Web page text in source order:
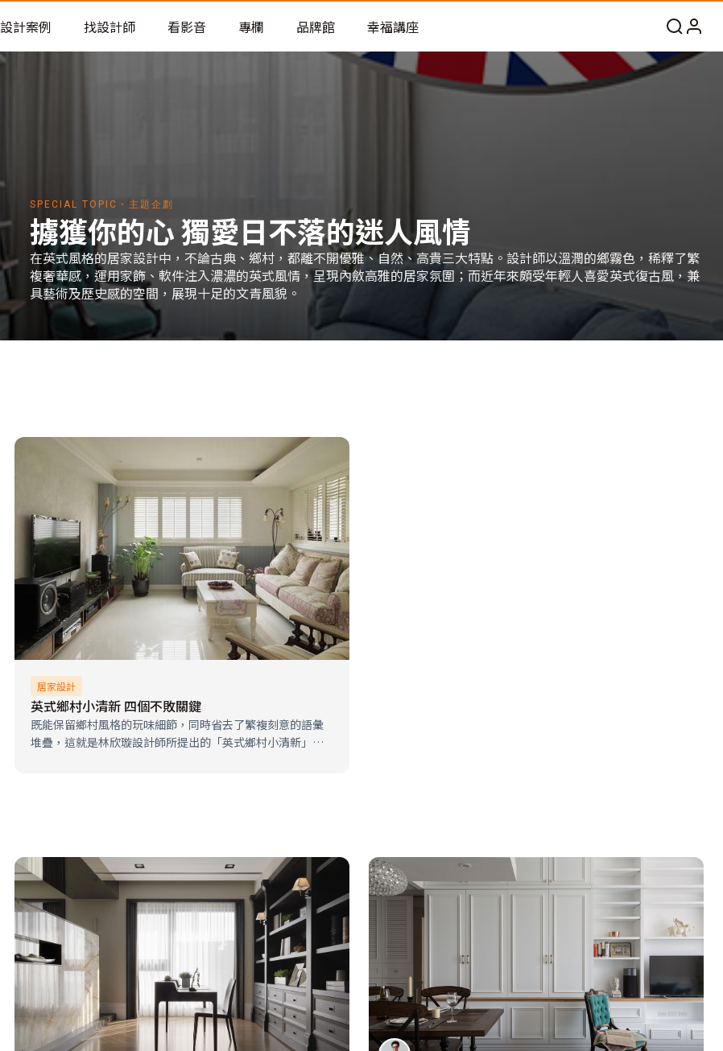
老屋預算分配與高 CP 值煥新術
設計案例 找設計師 看影音 專欄 品牌館 幸福講座
SPECIAL TOPIC・主題企劃
擄獲你的心 獨愛日不落的迷人風情
在英式風格的居家設計中，不論古典、鄉村，都離不開優雅、自然、高貴三大特點。設計師以溫潤的鄉霧色，稀釋了繁
複奢華感，運用家飾、軟件注入濃濃的英式風情，呈現內斂高雅的居家氛圍；而近年來頗受年輕人喜愛英式復古風，兼
具藝術及歷史感的空間，展現十足的文青風貌。
居家設計
英式鄉村小清新 四個不敗關鍵
既能保留鄉村風格的玩味細節，同時省去了繁複刻意的語彙
堆疊，這就是林欣璇設計師所提出的「英式鄉村小清新」迷